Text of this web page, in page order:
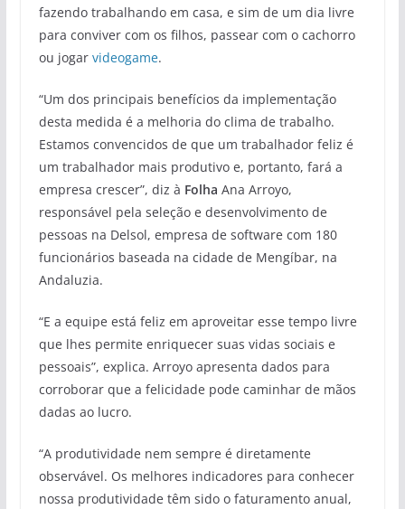
fazendo trabalhando em casa, e sim de um dia livre
para conviver com os filhos, passear com o cachorro
ou jogar videogame.
“Um dos principais benefícios da implementação
desta medida é a melhoria do clima de trabalho.
Estamos convencidos de que um trabalhador feliz é
um trabalhador mais produtivo e, portanto, fará a
empresa crescer”, diz à Folha Ana Arroyo,
responsável pela seleção e desenvolvimento de
pessoas na Delsol, empresa de software com 180
funcionários baseada na cidade de Mengíbar, na
Andaluzia.
“E a equipe está feliz em aproveitar esse tempo livre
que lhes permite enriquecer suas vidas sociais e
pessoais”, explica. Arroyo apresenta dados para
corroborar que a felicidade pode caminhar de mãos
dadas ao lucro.
“A produtividade nem sempre é diretamente
observável. Os melhores indicadores para conhecer
nossa produtividade têm sido o faturamento anual,